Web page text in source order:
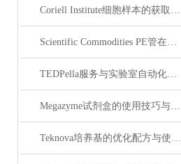
Coriell Institute细胞样本的获取与应用指南
Scientific Commodities PE管在环保实验中的作用
TEDPella服务与实验室自动化设备的整合
Megazyme试剂盒的使用技巧与实验优化方法
Teknova培养基的优化配方与使用技巧